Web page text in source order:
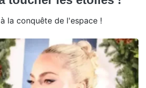
la conquête de l'espace !